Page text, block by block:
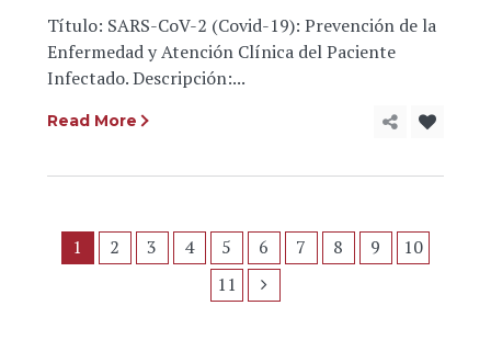
Título: SARS-CoV-2 (Covid-19): Prevención de la
Enfermedad y Atención Clínica del Paciente
Infectado. Descripción:...
Read More
1 2 3 4 5 6 7 8 9
10
11